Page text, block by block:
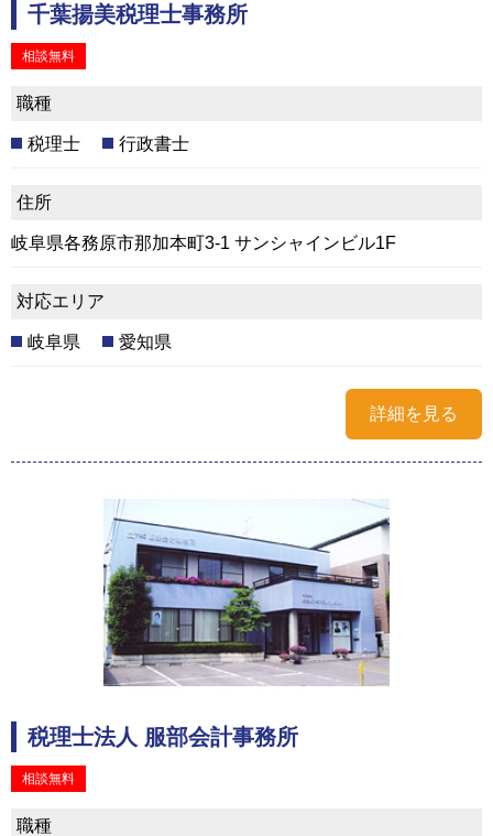
千葉揚美税理士事務所
相談無料
職種
税理士 行政書士
住所
岐阜県各務原市那加本町3-1 サンシャインビル1F
対応エリア
岐阜県 愛知県
詳細を見る
税理士法人 服部会計事務所
相談無料
職種